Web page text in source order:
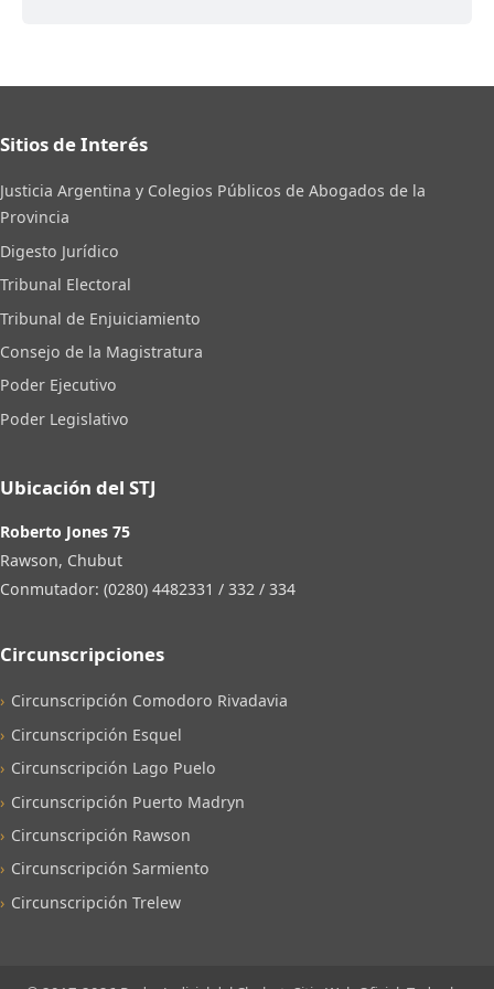
Sitios de Interés
Justicia Argentina y Colegios Públicos de Abogados de la
Provincia
Digesto Jurídico
Tribunal Electoral
Tribunal de Enjuiciamiento
Consejo de la Magistratura
Poder Ejecutivo
Poder Legislativo
Ubicación del STJ
Roberto Jones 75
Rawson, Chubut
Conmutador: (0280) 4482331 / 332 / 334
Circunscripciones
Circunscripción Comodoro Rivadavia
Circunscripción Esquel
Circunscripción Lago Puelo
Circunscripción Puerto Madryn
Circunscripción Rawson
Circunscripción Sarmiento
Circunscripción Trelew